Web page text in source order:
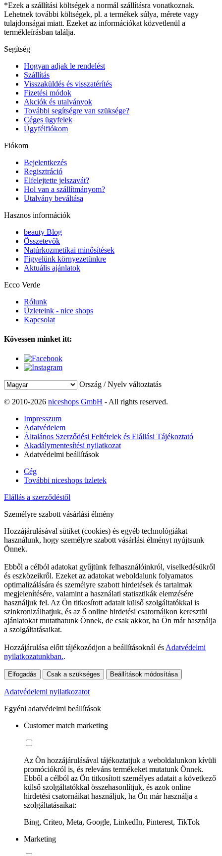
*Ezek a szállítási költségek a normál szállításra vonatkoznak.
Lehetnek további költségek, pl. a termékek súlya, mérete vagy
tulajdonságai miatt. Ezeket az információkat közvetlenül a
termékleírásban találja.
Segítség
Hogyan adjak le rendelést
Szállítás
Visszaküldés és visszatérítés
Fizetési módok
Akciók és utalványok
További segítségre van szüksége?
Céges ügyfelek
Ügyfélfiókom
Fiókom
Bejelentkezés
Regisztráció
Elfelejtette jelszavát?
Hol van a szállítmányom?
Utalvány beváltása
Hasznos információk
beauty Blog
Összetevők
Natúrkozmetikai minősítések
Figyelünk környezetünkre
Aktuális ajánlatok
Ecco Verde
Rólunk
Üzleteink - nice shops
Kapcsolat
Kövessen minket itt:
Ország / Nyelv változtatás
© 2010-2026 niceshops GmbH - All rights reserved.
Impresszum
Adatvédelem
Általános Szerződési Feltételek és Elállási Tájékoztató
Akadálymentesítési nyilatkozat
Adatvédelmi beállítások
Cég
További niceshops üzletek
Elállás a szerződéstől
Személyre szabott vásárlási élmény
Hozzájárulásával sütiket (cookies) és egyéb technológiákat
használunk, hogy személyre szabott vásárlási élményt nyújtsunk
Önnek.
Ebből a célból adatokat gyűjtünk felhasználóinkról, viselkedésükről
és eszközeikről. Ezeket az adatokat weboldalunk folyamatos
optimalizálására és személyre szabott hirdetések és tartalmak
megjelenítésére, valamint a használati statisztikák elemzésére
használjuk fel. Az Ön titkosított adatait külső szolgáltatókkal is
szinkronizálhatjuk, és az ő online hirdetési csatornáikon keresztül
ajánlatokat mutathatunk Önnek, de csak akkor, ha Ön már használja
a szolgáltatásaikat.
Hozzájárulása előtt tájékozódjon a beállításoknál és Adatvédelmi
nyilatkozatunkban..
Elfogadás Csak a szükséges Beállítások módosítása
Adatvédelemi nyilatkozatot
Egyéni adatvédelmi beállítások
Customer match marketing
Az Ön hozzájárulásával tájékoztatjuk a weboldalunkon kívüli
promóciókról is, és releváns termékeket mutatunk Önnek.
Ebből a célból az Ön titkosított személyes adatait a következő
külső szolgáltatókkal összehasonlítjuk, és azok online
hirdetési csatornáikat használjuk, ha Ön már használja a
szolgáltatásaikat:
Bing, Criteo, Meta, Google, LinkedIn, Pinterest, TikTok
Marketing